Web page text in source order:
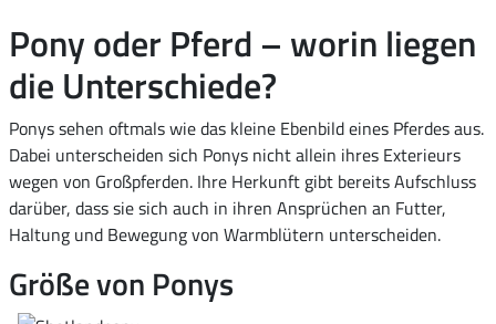
Pony oder Pferd – worin liegen
die Unterschiede?
Ponys sehen oftmals wie das kleine Ebenbild eines Pferdes aus.
Dabei unterscheiden sich Ponys nicht allein ihres Exterieurs
wegen von Großpferden. Ihre Herkunft gibt bereits Aufschluss
darüber, dass sie sich auch in ihren Ansprüchen an Futter,
Haltung und Bewegung von Warmblütern unterscheiden.
Größe von Ponys